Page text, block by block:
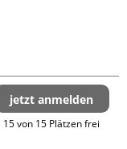
jetzt anmelden
15 von 15 Plätzen frei